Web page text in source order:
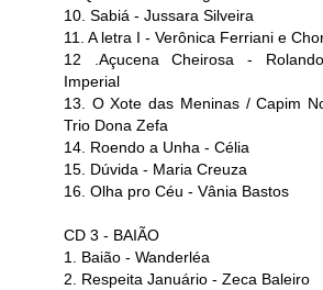
10. Sabiá - Jussara Silveira
11. A letra I - Verônica Ferriani e
12 .Açucena Cheirosa -
Imperial
13. O Xote das Meninas / Capim
Trio Dona Zefa
14. Roendo a Unha - Célia
15. Dúvida - Maria Creuza
16. Olha pro Céu - Vânia Bastos
CD 3 - BAIÃO
1. Baião - Wanderléa
2. Respeita Januário - Zeca Baleiro